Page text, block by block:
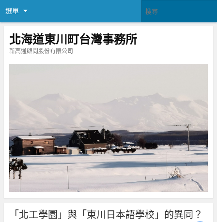
選單
北海道東川町台灣事務所
新高通顧問股份有限公司
「北工學園」與「東川日本語學校」的異同？